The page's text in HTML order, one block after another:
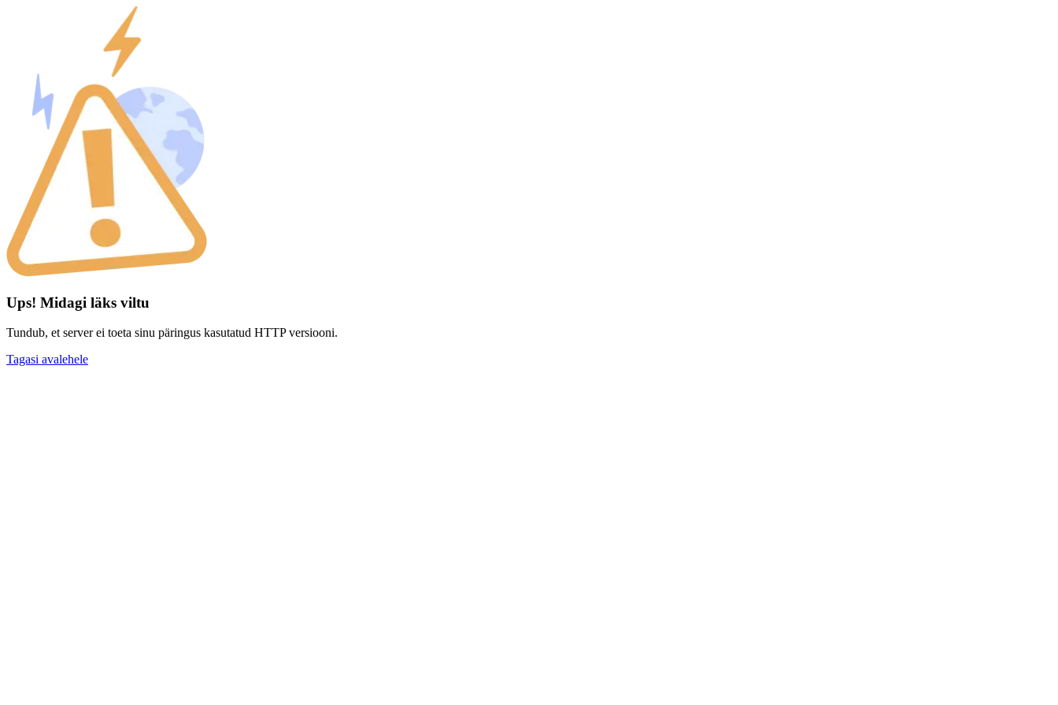
Ups! Midagi läks viltu
Tundub, et server ei toeta sinu päringus kasutatud HTTP versiooni.
Tagasi avalehele